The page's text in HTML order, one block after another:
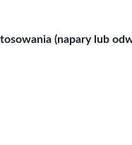
(napary lub